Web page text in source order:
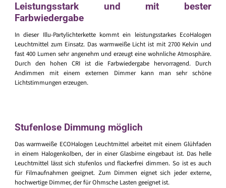
Leistungsstark und mit bester
Farbwiedergabe
In dieser Illu-Partylichterkette kommt ein leistungsstarkes EcoHalogen
Leuchtmittel zum Einsatz. Das warmweiße Licht ist mit 2700 Kelvin und
fast 400 Lumen sehr angenehm und erzeugt eine wohnliche Atmosphäre.
Durch den hohen CRI ist die Farbwiedergabe hervorragend. Durch
Andimmen mit einem externen Dimmer kann man sehr schöne
Lichtstimmungen erzeugen.
Stufenlose Dimmung möglich
Das warmweiße ECOHalogen Leuchtmittel arbeitet mit einem Glühfaden
in einem Halogenkolben, der in einer Glasbirne eingebaut ist. Das helle
Leuchtmittel lässt sich stufenlos und flackerfrei dimmen. So ist es auch
für Filmaufnahmen geeignet. Zum Dimmen eignet sich jeder externe,
hochwertige Dimmer, der für Ohmsche Lasten geeignet ist.